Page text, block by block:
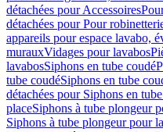
détachées pour Accessoires
détachées pour Pour
appareils pour espace lavabo,
murauxVidages pour lavabos
lavabosSiphons en tube coudé
tube coudéSiphons en tube
détachées pour Siphons en
placeSiphons à tube plongeur
Siphons à tube plongeur pour